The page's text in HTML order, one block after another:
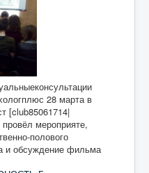
28 марта в
[club85061714|
мероприяте,
полового
и обсуждение фильма